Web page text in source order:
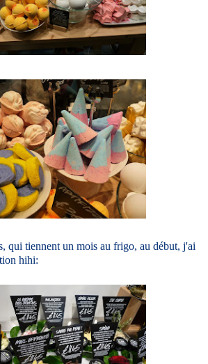
qui tiennent un mois au frigo, au début, j'ai
hihi: